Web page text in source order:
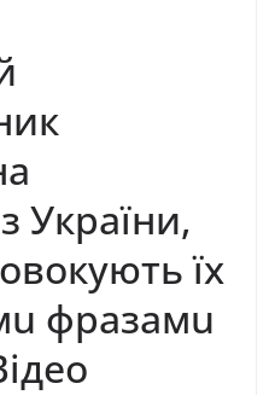
Укрaїни,
їх
фрaзaмu